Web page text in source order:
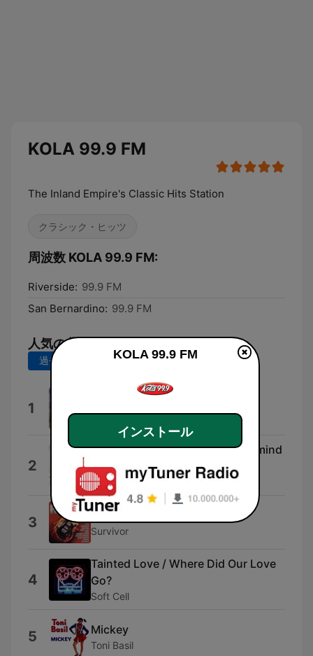
KOLA 99.9 FM
The Inland Empire's Classic Hits Station
クラシック・ヒッツ
周波数 KOLA 99.9 FM:
Riverside: 99.9 FM
San Bernardino: 99.9 FM
人気の曲
過去7日間 過去30日間
1 Stacey Q
2
Always Something There To Remind
Me
Naked Eyes
3 Eye of the Tiger
Survivor
4
Tainted Love / Where Did Our Love
Go?
Soft Cell
5 Mickey
Toni Basil
KOLA 99.9 FM
インストール